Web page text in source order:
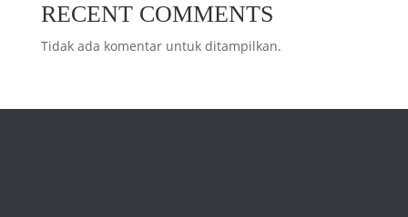
RECENT COMMENTS
Tidak ada komentar untuk ditampilkan.